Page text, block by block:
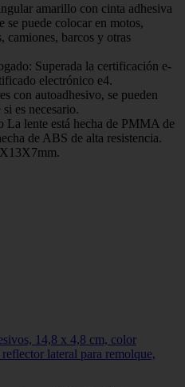
amarillo con cinta adhesiva
se puede colocar en motos,
camiones, barcos y otras
Superada la certificación e-
electrónico e4.
con autoadhesivo, se pueden
es necesario.
La lente está hecha de PMMA de
de ABS de alta resistencia.
14,8 x 4,8 cm, color
lateral para remolque,